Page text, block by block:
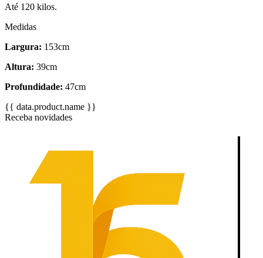
Até 120 kilos.
Medidas
Largura: 153cm
Altura: 39cm
Profundidade: 47cm
{{ data.product.name }}
Receba novidades